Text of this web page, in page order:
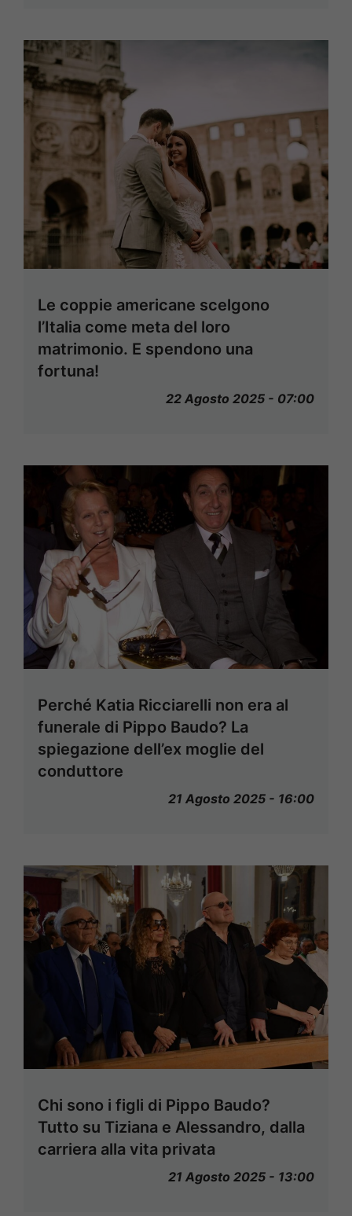
Le coppie americane scelgono
l’Italia come meta del loro
matrimonio. E spendono una
fortuna!
22 Agosto 2025 - 07:00
Perché Katia Ricciarelli non era al
funerale di Pippo Baudo? La
spiegazione dell’ex moglie del
conduttore
21 Agosto 2025 - 16:00
Chi sono i figli di Pippo Baudo?
Tutto su Tiziana e Alessandro, dalla
carriera alla vita privata
21 Agosto 2025 - 13:00